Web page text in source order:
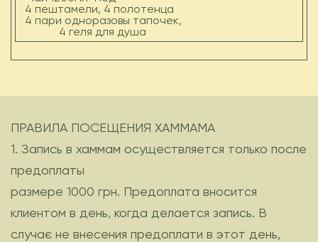
4 пештамели, 4 полотенца
4 пари одноразовы тапочек,
4 геля для душа
ПРАВИЛА ПОСЕЩЕНИЯ ХАММАМА
1. Запись в хаммам осуществляется только после
предоплаты
размере 1000 грн. Предоплата вносится
клиентом в день, когда делается запись. В
случає не внесения предоплати в этот день,